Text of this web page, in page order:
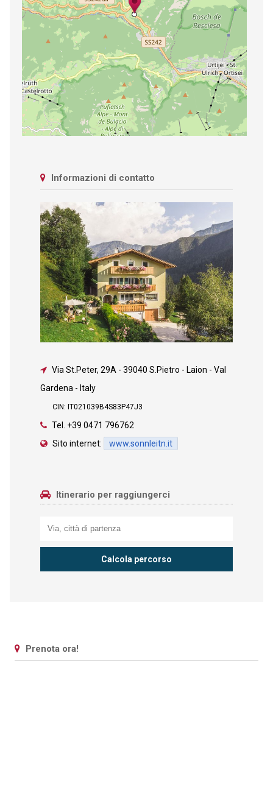
Informazioni di contatto
Via St.Peter, 29A - 39040 S.Pietro - Laion - Val
Gardena - Italy
CIN: IT021039B4S83P47J3
Tel. +39 0471 796762
Sito internet:
www.sonnleitn.it
Itinerario per raggiungerci
Prenota ora!